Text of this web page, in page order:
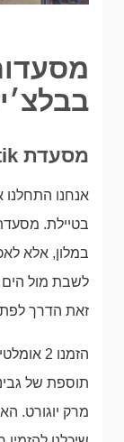
מסעדת Antik
אנחנו
במלון, אלא
לשבת מול הים
זאת הדרך
תוספת של
מרק יוגורט.